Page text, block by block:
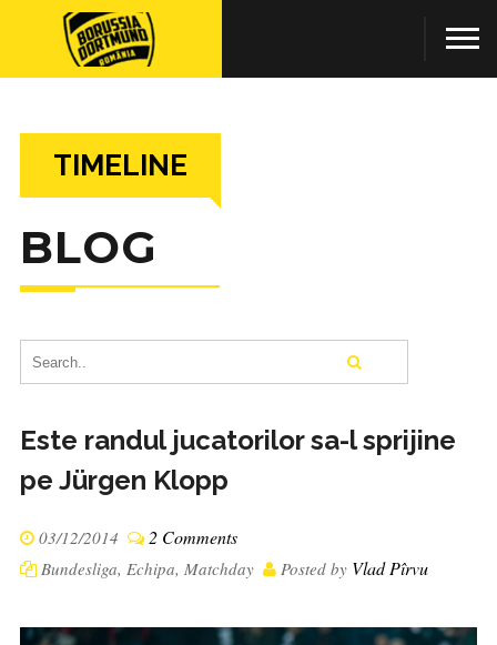
TIMELINE
BLOG
Este randul jucatorilor sa-l sprijine
pe Jürgen Klopp
03/12/2014 2 Comments
Bundesliga, Echipa, Matchday Posted by Vlad Pîrvu